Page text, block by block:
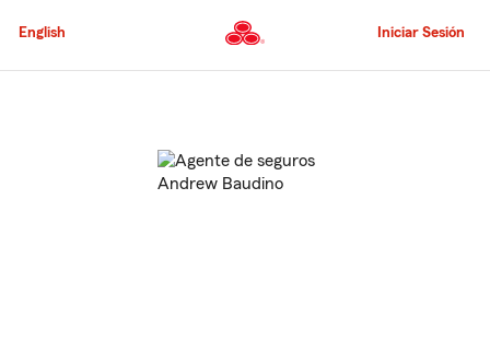
al
principal
English Iniciar Sesión